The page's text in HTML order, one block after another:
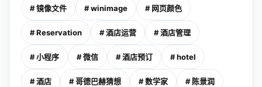
# 镜像文件 # winimage # 网页颜色
# Reservation # 酒店运营 # 酒店管理
# 小程序 # 微信 # 酒店预订 # hotel
# 酒店 # 哥德巴赫猜想 # 数学家 # 陈景润